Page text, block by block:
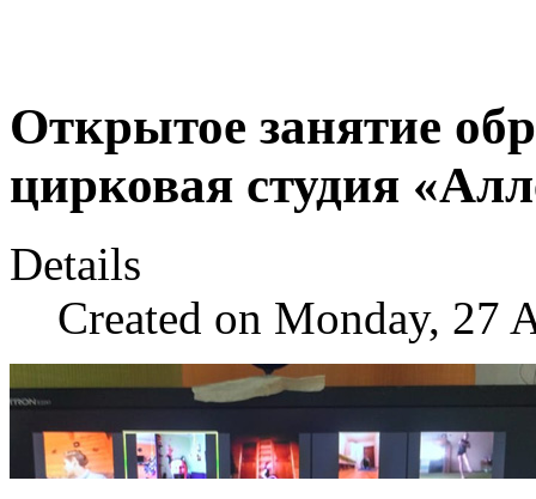
Открытое занятие
цирковая студия
Details
Created on Monday, 27